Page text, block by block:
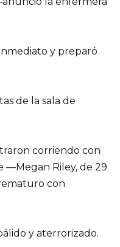
y preparó
de la sala de
corriendo con
—Megan Riley, de 29
con
y aterrorizado.